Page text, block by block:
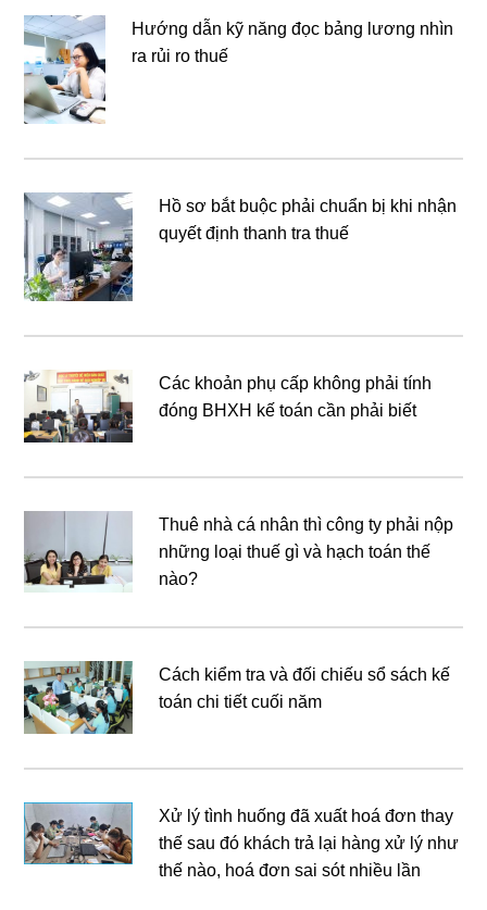
Hướng dẫn kỹ năng đọc bảng lương nhìn
ra rủi ro thuế
Hồ sơ bắt buộc phải chuẩn bị khi nhận
quyết định thanh tra thuế
Các khoản phụ cấp không phải tính
đóng BHXH kế toán cần phải biết
Thuê nhà cá nhân thì công ty phải nộp
những loại thuế gì và hạch toán thế
nào?
Cách kiểm tra và đối chiếu sổ sách kế
toán chi tiết cuối năm
Xử lý tình huống đã xuất hoá đơn thay
thế sau đó khách trả lại hàng xử lý như
thế nào, hoá đơn sai sót nhiều lần